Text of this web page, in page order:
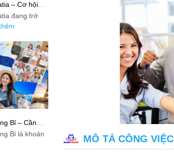
MÔ TẢ CÔNG VIỆC
– Cơ hội
đang trở
Bỉ – Cần
Bỉ là khoản